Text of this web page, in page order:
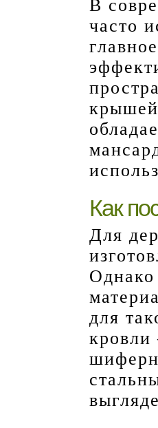
В
часто
Как
Для
Однако
для
кровли